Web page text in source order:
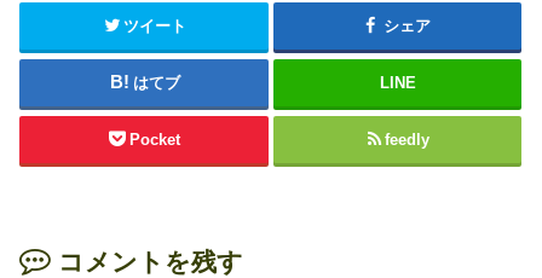
ツイート シェア
はてブ LINE
Pocket feedly
コメントを残す